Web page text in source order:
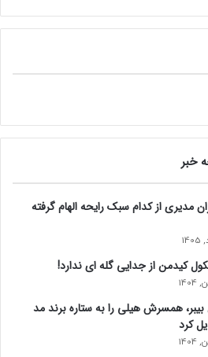
خبر
مدیری از کدام سبک رایحه الهام گرفته
کیدمن از جدایی گله ای ندارد!
همسرش هیلی را به ستاره برند مد
کرد